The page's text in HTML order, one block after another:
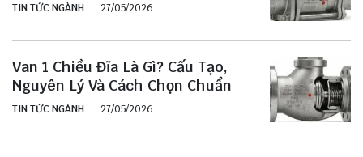
TIN TỨC NGÀNH 27/05/2026
Van 1 Chiều Đĩa Là Gì? Cấu Tạo,
Nguyên Lý Và Cách Chọn Chuẩn
TIN TỨC NGÀNH 27/05/2026